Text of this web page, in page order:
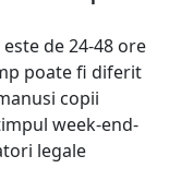
de 24-48 ore
poate fi diferit
copii
week-end-
legale